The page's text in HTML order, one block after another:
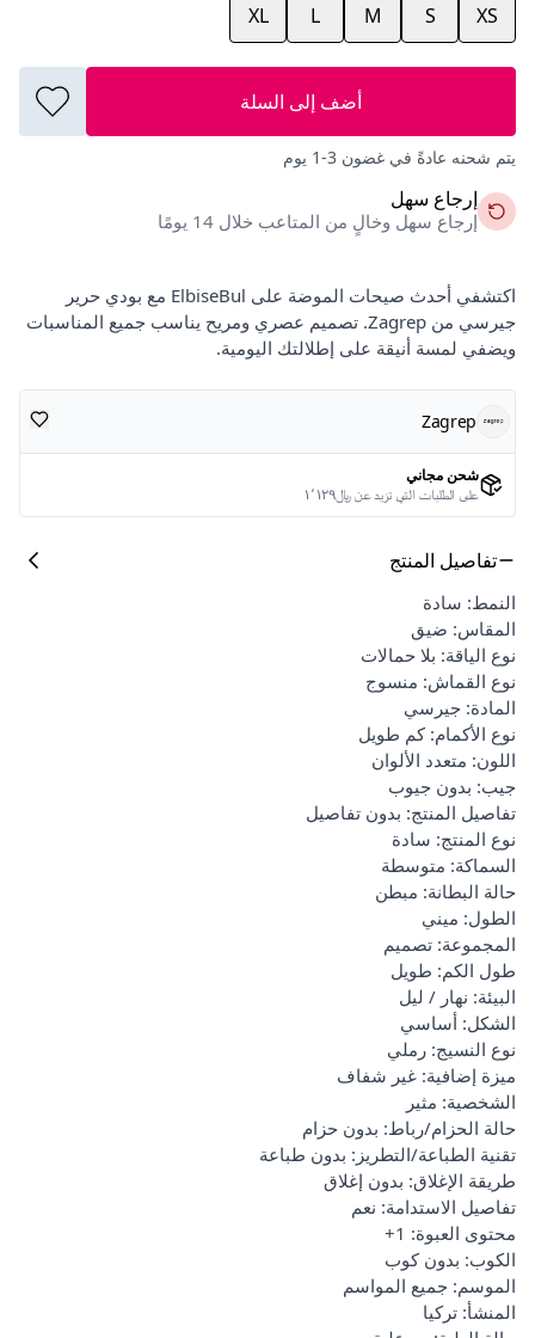
XS
S
M
L
XL
أضف إلى السلة
يتم شحنه عادةً في غضون 3-1 يوم
إرجاع سهل
إرجاع سهل وخالٍ من المتاعب خلال 14 يومًا
اكتشفي أحدث صيحات الموضة على ElbiseBul مع بودي حرير
جيرسي من Zagrep. تصميم عصري ومريح يناسب جميع المناسبات
ويضفي لمسة أنيقة على إطلالتك اليومية.
Zagrep
شحن مجاني
على الطلبات التي تزيد عن ﷼١٬١٢٩
تفاصيل المنتج
النمط: سادة
المقاس: ضيق
نوع الياقة: بلا حمالات
نوع القماش: منسوج
المادة: جيرسي
نوع الأكمام: كم طويل
اللون: متعدد الألوان
جيب: بدون جيوب
تفاصيل المنتج: بدون تفاصيل
نوع المنتج: سادة
السماكة: متوسطة
حالة البطانة: مبطن
الطول: ميني
المجموعة: تصميم
طول الكم: طويل
البيئة: نهار / ليل
الشكل: أساسي
نوع النسيج: رملي
ميزة إضافية: غير شفاف
الشخصية: مثير
حالة الحزام/رباط: بدون حزام
تقنية الطباعة/التطريز: بدون طباعة
طريقة الإغلاق: بدون إغلاق
تفاصيل الاستدامة: نعم
محتوى العبوة: 1+
الكوب: بدون كوب
الموسم: جميع المواسم
المنشأ: تركيا